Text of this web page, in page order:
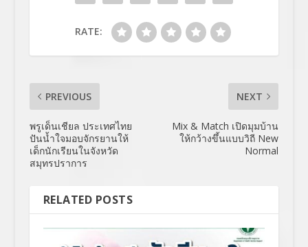
RATE:
PREVIOUS
พรูเด็นเชียล ประเทศไทย
ปันน้ำใจมอบจักรยานให้
เด็กนักเรียนในจังหวัด
สมุทรปราการ
NEXT
Mix & Match เปิดมุมบ้าน
ให้กว้างขึ้นแบบวิถี New
Normal
RELATED POSTS